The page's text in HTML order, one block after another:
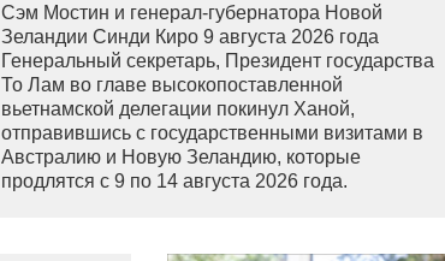
Сэм Мостин и генерал-губернатора Новой
Зеландии Синди Киро 9 августа 2026 года
Генеральный секретарь, Президент государства
То Лам во главе высокопоставленной
вьетнамской делегации покинул Ханой,
отправившись с государственными визитами в
Австралию и Новую Зеландию, которые
продлятся с 9 по 14 августа 2026 года.